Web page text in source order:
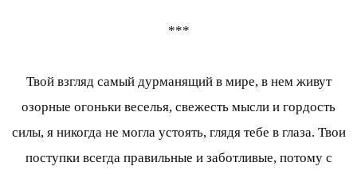
***
Твой взгляд самый дурманящий в мире, в нем живут
озорные огоньки веселья, свежесть мысли и гордость
силы, я никогда не могла устоять, глядя тебе в глаза. Твои
поступки всегда правильные и заботливые, потому с